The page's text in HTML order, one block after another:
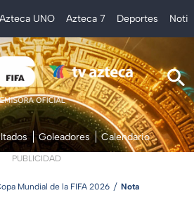
Azteca UNO Azteca 7 Deportes
Goleadores Calendario
PUBLICIDAD
Mundial de la FIFA 2026 Nota